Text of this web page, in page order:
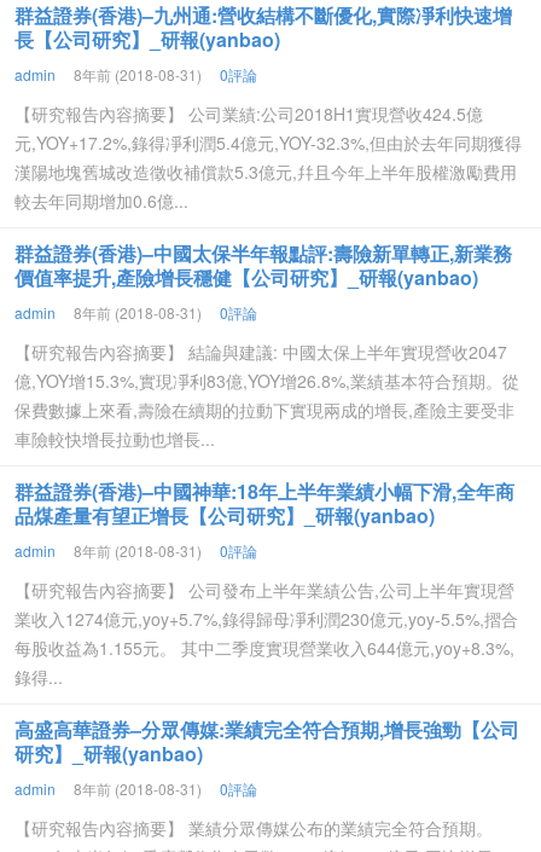
群益證券(香港)–九州通:營收結構不斷優化,實際凈利快速增
長【公司研究】_研報(yanbao)
admin 8年前 (2018-08-31) 0評論
【研究報告內容摘要】 公司業績:公司2018H1實現營收424.5億
元,YOY+17.2%,錄得凈利潤5.4億元,YOY-32.3%,但由於去年同期獲得
漢陽地塊舊城改造徵收補償款5.3億元,幷且今年上半年股權激勵費用
較去年同期增加0.6億...
群益證券(香港)–中國太保半年報點評:壽險新單轉正,新業務
價值率提升,產險增長穩健【公司研究】_研報(yanbao)
admin 8年前 (2018-08-31) 0評論
【研究報告內容摘要】 結論與建議: 中國太保上半年實現營收2047
億,YOY增15.3%,實現凈利83億,YOY增26.8%,業績基本符合預期。從
保費數據上來看,壽險在續期的拉動下實現兩成的增長,產險主要受非
車險較快增長拉動也增長...
群益證券(香港)–中國神華:18年上半年業績小幅下滑,全年商
品煤產量有望正增長【公司研究】_研報(yanbao)
admin 8年前 (2018-08-31) 0評論
【研究報告內容摘要】 公司發布上半年業績公告,公司上半年實現營
業收入1274億元,yoy+5.7%,錄得歸母凈利潤230億元,yoy-5.5%,摺合
每股收益為1.155元。 其中二季度實現營業收入644億元,yoy+8.3%,
錄得...
高盛高華證券–分眾傳媒:業績完全符合預期,增長強勁【公司
研究】_研報(yanbao)
admin 8年前 (2018-08-31) 0評論
【研究報告內容摘要】 業績分眾傳媒公布的業績完全符合預期。